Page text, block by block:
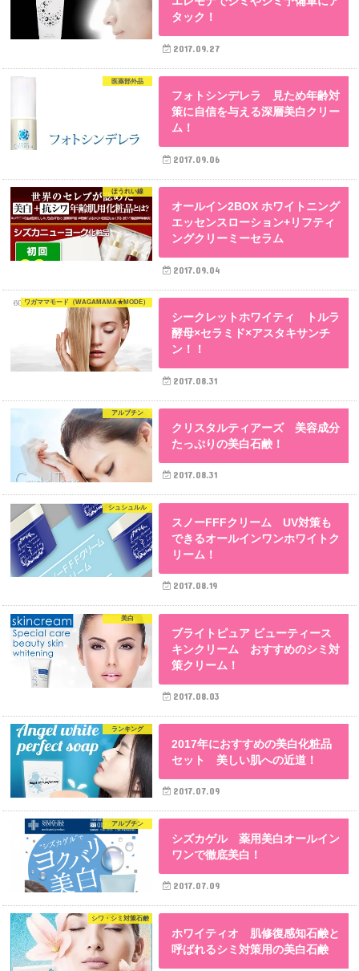
タック！
2017.09.27
医薬部外品
フォトシンデレラ 見ため年齢対
策に自信を与える深層美白クリー
ム！
2017.09.06
ほうれい線
オールイン2BOX ホワイトニング
エッセンスローション+リフティ
ングクリーミーセラム
2017.09.04
ワガママモード（WAGAMAMA★MODE）
シークレットホワイティ トルラ
酵母×セラミド×アスタキサンチ
ン！！
2017.08.31
アルブチン
クリスタルティアーズ 美容成分
たっぷりの美白石鹸！
2017.08.31
シュシュルル
スノーFFFクリーム UV対策も
できるオールインワンホワイトク
リーム！
2017.08.19
美白
ブライトピュア ビューティース
キンクリーム おすすめのシミ対
策クリーム！
2017.08.03
ランキング
2017年におすすめの美白化粧品
セット 美しい肌への近道！
2017.07.09
アルブチン
シズカゲル 薬用美白オールイン
ワンで徹底美白！
2017.07.09
シワ・シミ対策石鹸
ホワイティオ 肌修復感知石鹸と
呼ばれるシミ対策用の美白石鹸